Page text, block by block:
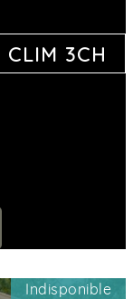
CLIM 3CH
Indisponible